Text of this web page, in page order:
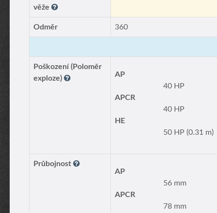
věže
Odměr 360
Poškození (Poloměr
exploze)
AP
40 HP
APCR
40 HP
HE
50 HP (0.31 m)
Průbojnost
AP
56 mm
APCR
78 mm